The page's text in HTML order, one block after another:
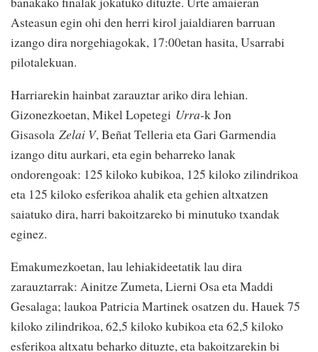
Asteasun egin ohi den herri kirol jaialdiaren barruan
izango dira norgehiagokak, 17:00etan hasita, Usarrabi
pilotalekuan.
Harriarekin hainbat zarauztar ariko dira lehian.
Gizonezkoetan, Mikel Lopetegi Urra-k Jon
Gisasola Zelai V, Beñat Telleria eta Gari Garmendia
izango ditu aurkari, eta egin beharreko lanak
ondorengoak: 125 kiloko kubikoa, 125 kiloko zilindrikoa
eta 125 kiloko esferikoa ahalik eta gehien altxatzen
saiatuko dira, harri bakoitzareko bi minutuko txandak
eginez.
Emakumezkoetan, lau lehiakideetatik lau dira
zarauztarrak: Ainitze Zumeta, Lierni Osa eta Maddi
Gesalaga; laukoa Patricia Martinek osatzen du. Hauek 75
kiloko zilindrikoa, 62,5 kiloko kubikoa eta 62,5 kiloko
esferikoa altxatu beharko dituzte, eta bakoitzarekin bi